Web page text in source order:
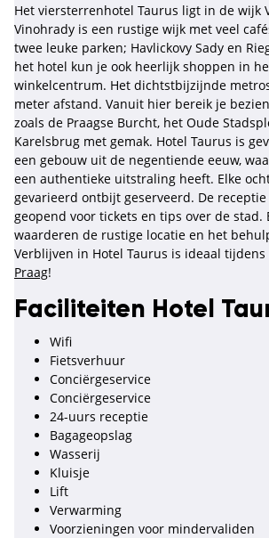
Het viersterrenhotel Taurus ligt in de wijk
Vinohrady is een rustige wijk met veel
twee leuke parken; Havlickovy Sady en
het hotel kun je ook heerlijk shoppen in
winkelcentrum. Het dichtstbijzijnde
meter afstand. Vanuit hier bereik je
zoals de Praagse Burcht, het Oude
Karelsbrug met gemak. Hotel Taurus is
een gebouw uit de negentiende eeuw,
een authentieke uitstraling heeft. Elke
gevarieerd ontbijt geserveerd. De
geopend voor tickets en tips over de stad.
waarderen de rustige locatie en het
Verblijven in Hotel Taurus is ideaal tijdens
Praag!
Faciliteiten Hotel
Wifi
Fietsverhuur
Conciërgeservice
Conciërgeservice
24-uurs receptie
Bagageopslag
Wasserij
Kluisje
Lift
Verwarming
Voorzieningen voor mindervaliden